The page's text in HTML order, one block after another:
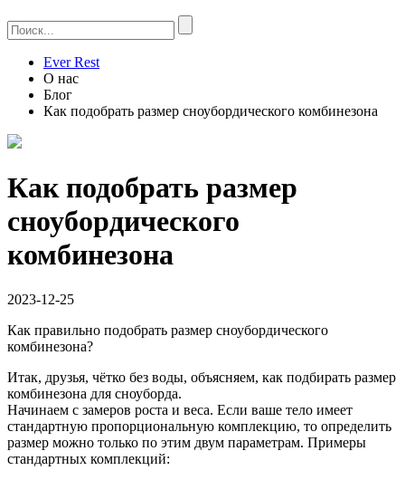
Ever Rest
О нас
Блог
Как подобрать размер сноубордического комбинезона
Как подобрать размер
сноубордического
комбинезона
2023-12-25
Как правильно подобрать размер сноубордического
комбинезона?
Итак, друзья, чётко без воды, объясняем, как подбирать размер
комбинезона для сноуборда.
Начинаем с замеров роста и веса. Если ваше тело имеет
стандартную пропорциональную комплекцию, то определить
размер можно только по этим двум параметрам. Примеры
стандартных комплекций: